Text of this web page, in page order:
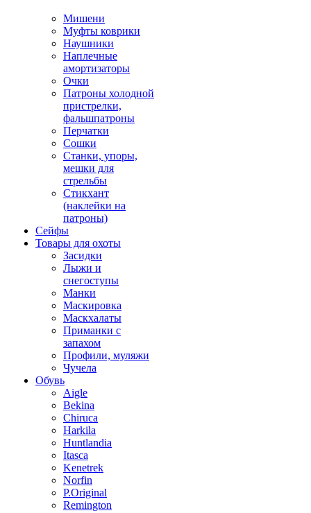
Мишени
Муфты коврики
Наушники
Наплечные
амортизаторы
Очки
Патроны холодной
пристрелки,
фальшпатроны
Перчатки
Сошки
Станки, упоры,
мешки для
стрельбы
Стикхант
(наклейки на
патроны)
Сейфы
Товары для охоты
Засидки
Лыжи и
снегоступы
Манки
Маскировка
Маскхалаты
Приманки с
запахом
Профили, муляжи
Чучела
Обувь
Aigle
Bekina
Chiruсa
Harkila
Huntlandia
Itasca
Kenetrek
Norfin
P.Original
Remington